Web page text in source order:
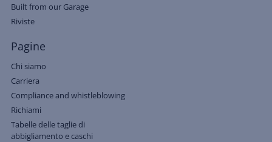
Built from our Garage
Riviste
Pagine
Chi siamo
Carriera
Compliance and whistleblowing
Richiami
Tabelle delle taglie di
abbigliamento e caschi